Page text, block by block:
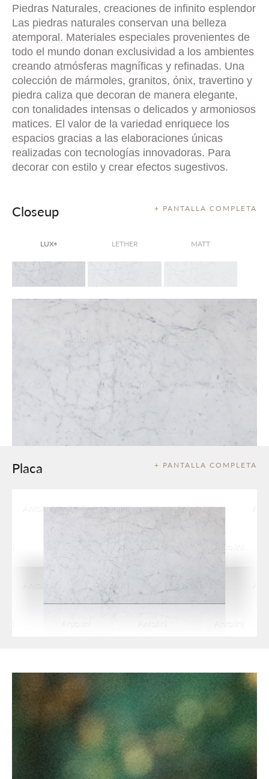
Piedras Naturales, creaciones de infinito esplendor
Las piedras naturales conservan una belleza
atemporal. Materiales especiales provenientes de
todo el mundo donan exclusividad a los ambientes
creando atmósferas magníficas y refinadas. Una
colección de mármoles, granitos, ónix, travertino y
piedra caliza que decoran de manera elegante,
con tonalidades intensas o delicados y armoniosos
matices. El valor de la variedad enriquece los
espacios gracias a las elaboraciones únicas
realizadas con tecnologías innovadoras. Para
decorar con estilo y crear efectos sugestivos.
+ PANTALLA COMPLETA
Closeup
LUX® LETHER MATT
+ PANTALLA COMPLETA
Placa